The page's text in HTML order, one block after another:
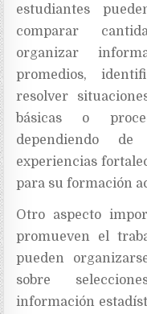
estudiantes
comparar
organizar
promedios,
resolver
básicas o
dependiendo
experiencias
para su formación
Otro aspecto
promueven el
pueden
sobre
información